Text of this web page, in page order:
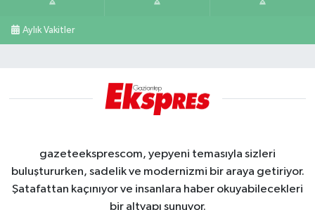
Aylık Vakitler
gazeteeksprescom, yepyeni temasıyla sizleri
buluştururken, sadelik ve modernizmi bir araya getiriyor.
Şatafattan kaçınıyor ve insanlara haber okuyabilecekleri
bir altyapı sunuyor.